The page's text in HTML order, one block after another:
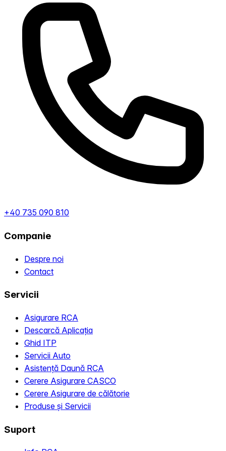
+40 735 090 810
Companie
Despre noi
Contact
Servicii
Asigurare RCA
Descarcă Aplicația
Ghid ITP
Servicii Auto
Asistență Daună RCA
Cerere Asigurare CASCO
Cerere Asigurare de călătorie
Produse și Servicii
Suport